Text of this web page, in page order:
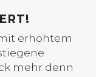
erhöhtem
mehr denn